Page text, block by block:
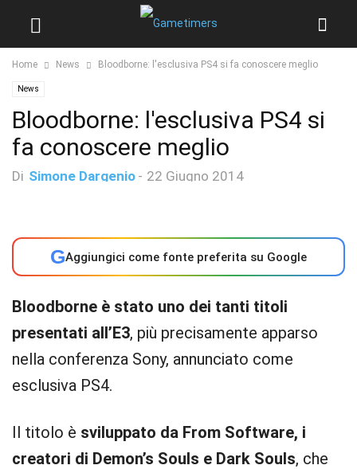
Home News Bloodborne: l'esclusiva PS4 si fa conoscere meglio
News
Bloodborne: l'esclusiva PS4 si
fa conoscere meglio
Di Simone Dargenio - 22 Giugno 2014
GAggiungici come fonte preferita su Google
Bloodborne è stato uno dei tanti titoli
presentati all’E3, più precisamente apparso
nella conferenza Sony, annunciato come
esclusiva PS4.
Il titolo è sviluppato da From Software, i
creatori di Demon’s Souls e Dark Souls, che